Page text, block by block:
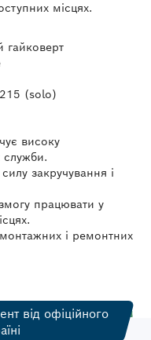
місцях.
гайковерт
(solo)
високу
служби.
закручування і
працювати у
і ремонтних
від офіційного